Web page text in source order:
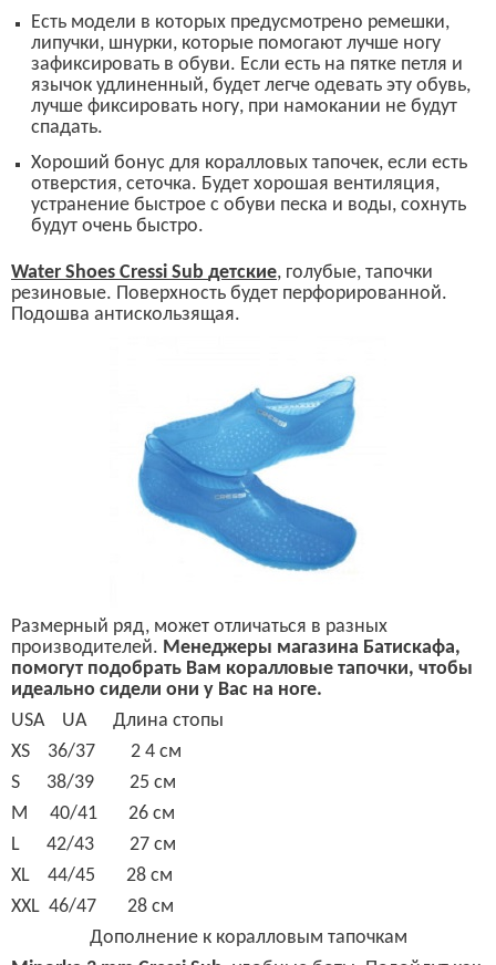
Есть модели в которых предусмотрено ремешки,
липучки, шнурки, которые помогают лучше ногу
зафиксировать в обуви. Если есть на пятке петля и
язычок удлиненный, будет легче одевать эту обувь,
лучше фиксировать ногу, при намокании не будут
спадать.
Хороший бонус для коралловых тапочек, если есть
отверстия, сеточка. Будет хорошая вентиляция,
устранение быстрое с обуви песка и воды, сохнуть
будут очень быстро.
Water Shoes Cressi Sub детские, голубые, тапочки
резиновые. Поверхность будет перфорированной.
Подошва антискользящая.
Размерный ряд, может отличаться в разных
производителей. Менеджеры магазина Батискафа,
помогут подобрать Вам коралловые тапочки, чтобы
идеально сидели они у Вас на ноге.
USA UA Длина стопы
XS 36/37 2 4 см
S 38/39 25 см
M 40/41 26 см
L 42/43 27 см
XL 44/45 28 см
XXL 46/47 28 см
Дополнение к коралловым тапочкам